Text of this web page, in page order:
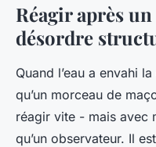
Réagir après
désordre
Quand l’eau a envahi
qu’un morceau de
réagir vite - mais avec
qu’un observateur. Il